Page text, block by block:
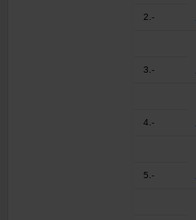
2.-
3.-
4.-
5.-